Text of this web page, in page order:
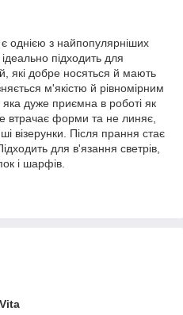
є однією з найпопулярніших
підходить для
які добре носяться й мають
м'якістю й рівномірним
дуже приємна в роботі як
втрачає форми та не линяє,
візерунки. Після прання стає
для в'язання светрів,
і шарфів.
Vita